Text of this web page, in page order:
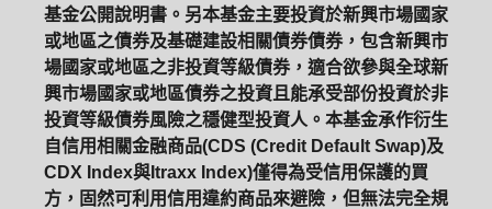
基金公開說明書。另本基金主要投資於新興市場國家
或地區之債券及基礎建設相關債券債券，包含新興市
場國家或地區之非投資等級債券，適合欲參與全球新
興市場國家或地區債券之投資且能承受部份投資於非
投資等級債券風險之穩健型投資人。本基金承作衍生
自信用相關金融商品(CDS (Credit Default Swap)及
CDX Index與Itraxx Index)僅得為受信用保護的買
方，固然可利用信用違約商品來避險，但無法完全規